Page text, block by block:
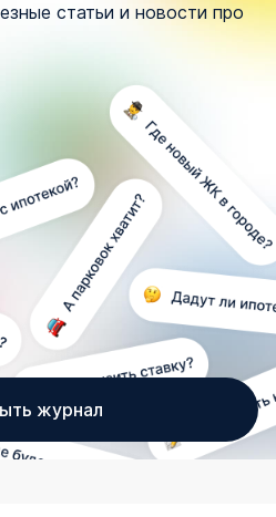
статьи и новости про
журнал